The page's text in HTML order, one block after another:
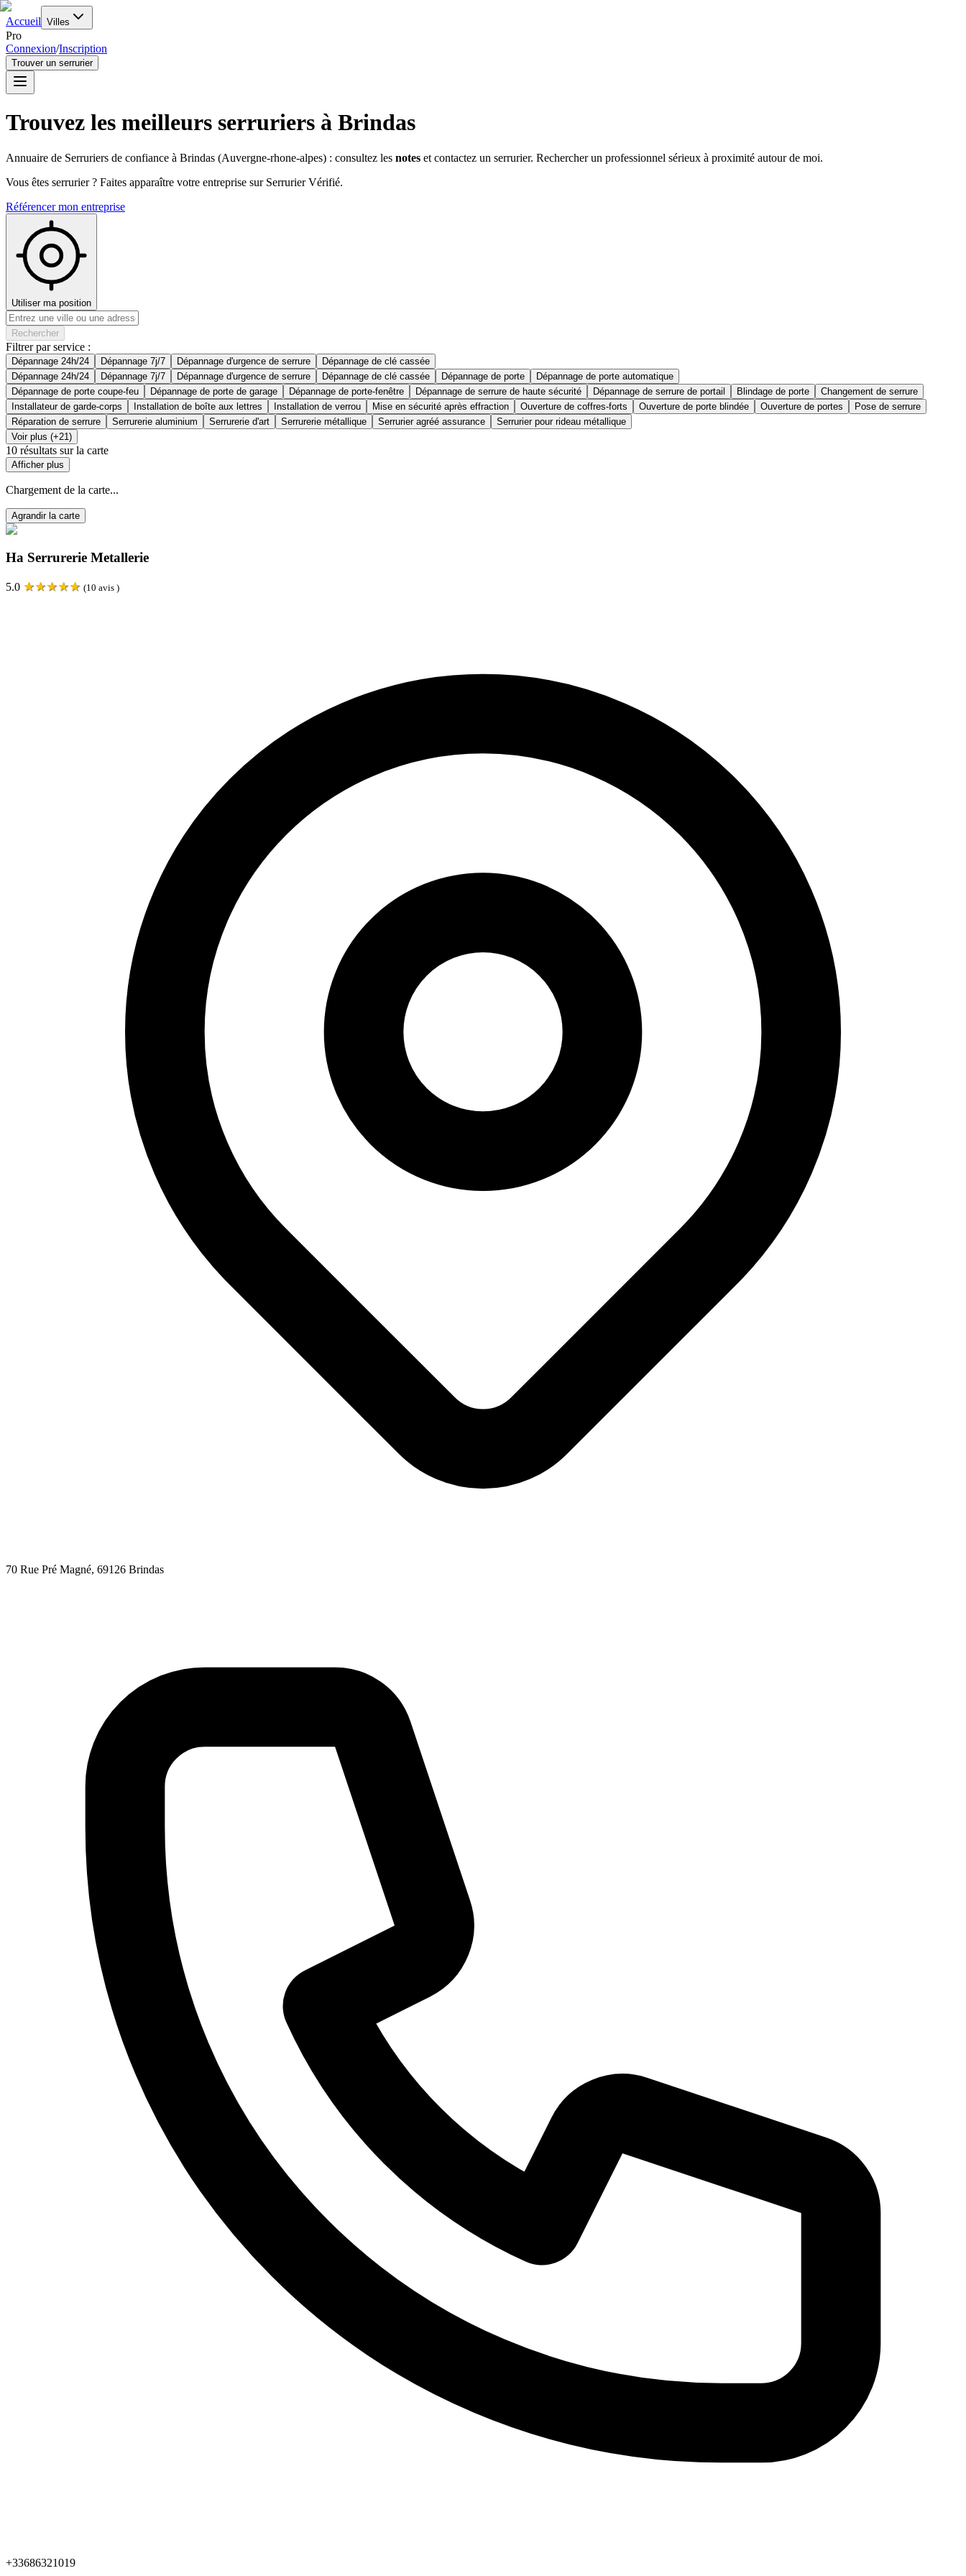
Accueil Villes
Pro
Connexion/Inscription
Trouver un serrurier
Trouvez les meilleurs serruriers à Brindas
Annuaire de Serruriers de confiance à Brindas (Auvergne-rhone-alpes) : consultez les notes et contactez un serrurier. Rechercher un professionnel sérieux à proximité autour de moi.
Vous êtes serrurier ? Faites apparaître votre entreprise sur Serrurier Vérifié.
Référencer mon entreprise
Utiliser ma position
Rechercher
Filtrer par service :
Dépannage 24h/24 Dépannage 7j/7 Dépannage d'urgence de serrure
Dépannage de clé cassée
Dépannage 24h/24
Dépannage 7j/7 Dépannage d'urgence de serrure Dépannage de clé cassée Dépannage de porte
Dépannage de porte automatique
Dépannage de porte coupe-feu
Dépannage de porte de garage Dépannage de porte-fenêtre Dépannage de serrure de haute sécurité Dépannage de serrure de portail Blindage de porte
Changement de serrure
Installateur de garde-corps
Installation de boîte aux lettres Installation de verrou Mise en sécurité après effraction Ouverture de coffres-forts Ouverture de porte blindée Ouverture de portes
Pose de serrure
Réparation de serrure
Serrurerie aluminium Serrurerie d'art Serrurerie métallique Serrurier agréé assurance
Serrurier pour rideau métallique
Voir plus (+21)
10 résultats sur la carte
Afficher plus
Chargement de la carte...
Agrandir la carte
Ha Serrurerie Metallerie
5.0 ★★★★★ (10 avis )
70 Rue Pré Magné, 69126 Brindas
+33686321019